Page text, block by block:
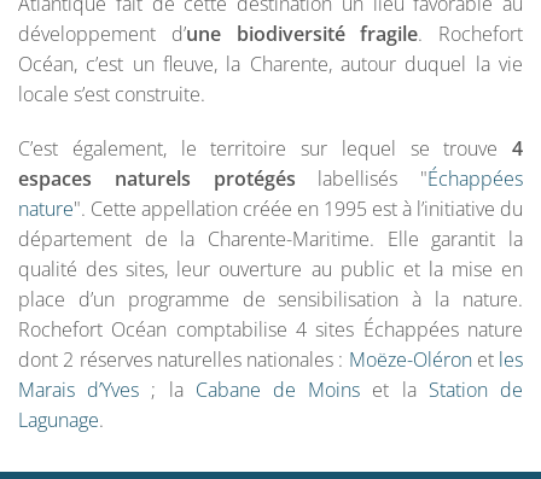
développement d’une biodiversité fragile. Rochefort
Océan, c’est un fleuve, la Charente, autour duquel la vie
locale s’est construite.
C’est également, le territoire sur lequel se trouve 4
espaces naturels protégés labellisés "Échappées
nature". Cette appellation créée en 1995 est à l’initiative du
département de la Charente-Maritime. Elle garantit la
qualité des sites, leur ouverture au public et la mise en
place d’un programme de sensibilisation à la nature.
Rochefort Océan comptabilise 4 sites Échappées nature
dont 2 réserves naturelles nationales : Moëze-Oléron et les
Marais d’Yves ; la Cabane de Moins et la Station de
Lagunage.